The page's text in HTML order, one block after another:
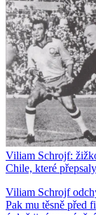
Viliam Schrojf:
Chile, které
Viliam Schrojf
Pak mu těsně před